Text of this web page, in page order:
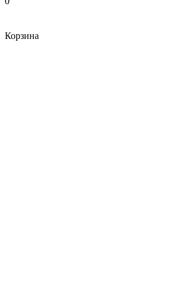
Корзина